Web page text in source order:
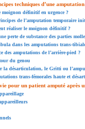
techniques d’une
moignon définitif en urgence ?
de l’amputation temporaire
réaliser le moignon définitif ?
perte de substance des parties
dans les amputations trans-
des amputations de l’arrière-pied ?
du genou
la désarticulation, le Gritti ou
trans-fémorales haute et
pour un patient amputé après